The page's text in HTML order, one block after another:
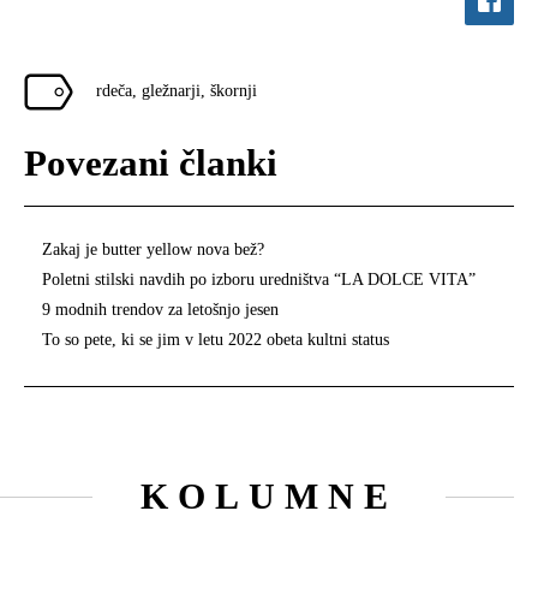
rdeča, gležnarji, škornji
Povezani članki
Zakaj je butter yellow nova bež?
Poletni stilski navdih po izboru uredništva “LA DOLCE VITA”
9 modnih trendov za letošnjo jesen
To so pete, ki se jim v letu 2022 obeta kultni status
KOLUMNE